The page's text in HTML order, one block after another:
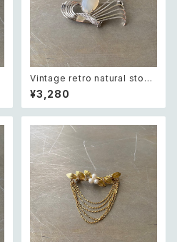
Vintage retro natural stone
classical brooch レトロ ヴィ
ンテージ アクセサリー 天然石
クラシカル ブローチ
¥3,280